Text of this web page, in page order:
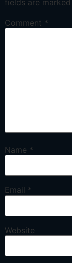
fields are marked
Comment *
Name *
Email *
Website